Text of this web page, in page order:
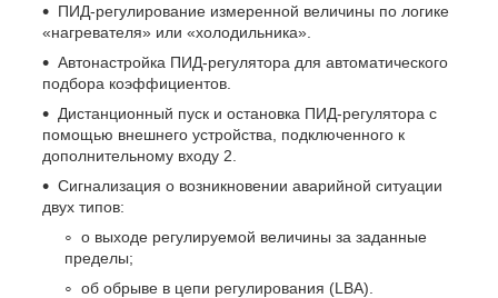
ПИД-регулирование измеренной величины по логике
«нагревателя» или «холодильника».
Автонастройка ПИД-регулятора для автоматического
подбора коэффициентов.
Дистанционный пуск и остановка ПИД-регулятора с
помощью внешнего устройства, подключенного к
дополнительному входу 2.
Сигнализация о возникновении аварийной ситуации
двух типов:
о выходе регулируемой величины за заданные
пределы;
об обрыве в цепи регулирования (LBA).